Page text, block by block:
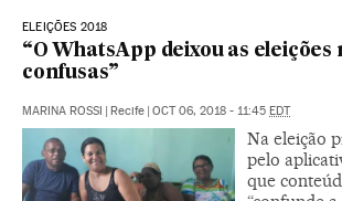
ELEIÇÕES 2018
“O WhatsApp deixou as eleições
confusas”
MARINA ROSSI | Recife | OCT 06, 2018 - 11:45 EDT
Na eleição
pelo
que